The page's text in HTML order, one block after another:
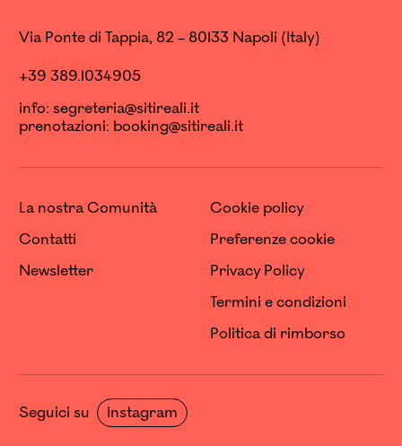
Via Ponte di Tappia, 82 – 80133 Napoli (Italy)
+39 389.1034905
info: segreteria@sitireali.it
prenotazioni: booking@sitireali.it
La nostra Comunità
Contatti
Newsletter
Cookie policy
Preferenze cookie
Privacy Policy
Termini e condizioni
Politica di rimborso
Seguici su Instagram